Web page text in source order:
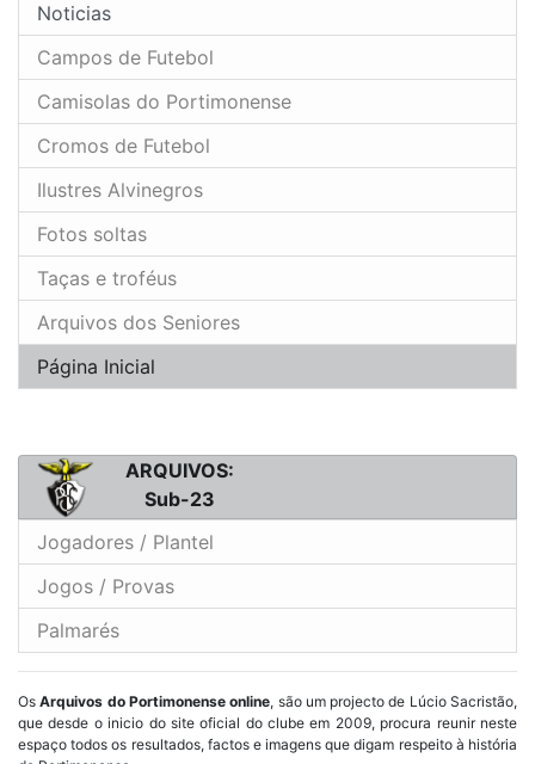
Noticias
Campos de Futebol
Camisolas do Portimonense
Cromos de Futebol
Ilustres Alvinegros
Fotos soltas
Taças e troféus
Arquivos dos Seniores
Página Inicial
ARQUIVOS:
Sub-23
Jogadores / Plantel
Jogos / Provas
Palmarés
OsArquivos do Portimonense online, são um projecto de Lúcio Sacristão,
que desde o inicio do site oficial do clube em 2009, procura reunir neste
espaço todos os resultados, factos e imagens que digam respeito à história